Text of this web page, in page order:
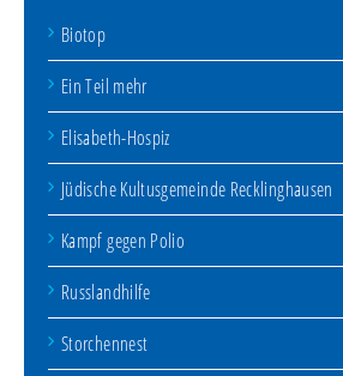
Biotop
Ein Teil mehr
Elisabeth-Hospiz
Jüdische Kultusgemeinde Recklinghausen
Kampf gegen Polio
Russlandhilfe
Storchennest